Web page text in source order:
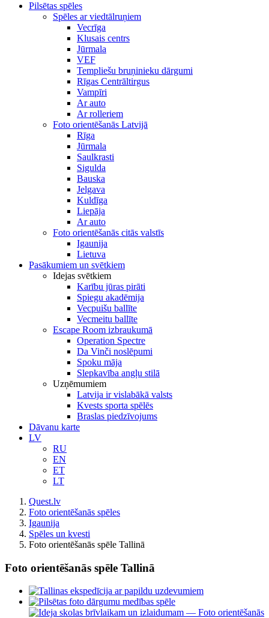
Pilsētas spēles
Spēles ar viedtālruņiem
Vecrīga
Klusais centrs
Jūrmala
VEF
Templiešu bruņinieku dārgumi
Rīgas Centrāltirgus
Vampīri
Ar auto
Ar rolleriem
Foto orientēšanās Latvijā
Rīga
Jūrmala
Saulkrasti
Sigulda
Bauska
Jelgava
Kuldīga
Liepāja
Ar auto
Foto orientēšanās citās valstīs
Igaunija
Lietuva
Pasākumiem un svētkiem
Idejas svētkiem
Karību jūras pirāti
Spiegu akadēmija
Vecpuišu ballīte
Vecmeitu ballīte
Escape Room izbraukumā
Operation Spectre
Da Vinči noslēpumi
Spoku māja
Slepkavība angļu stilā
Uzņēmumiem
Latvija ir vislabākā valsts
Kvests sporta spēlēs
Braslas piedzīvojums
Dāvanu karte
LV
RU
EN
ET
LT
Quest.lv
Foto orientēšanās spēles
Igaunija
Spēles un kvesti
Foto orientēšanās spēle Tallinā
Foto orientēšanās spēle Tallinā
View
Larger
Image